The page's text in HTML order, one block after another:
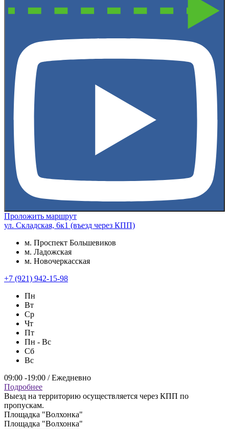
Проложить маршрут
ул. Складская, 6к1 (въезд через КПП)
м. Проспект Большевиков
м. Ладожская
м. Новочеркасская
+7 (921) 942-15-98
Пн
Вт
Ср
Чт
Пт
Пн - Вс
Сб
Вс
09:00 -19:00 / Ежедневно
Подробнее
Выезд на территорию осуществляется через КПП по
пропускам.
Площадка "Волхонка"
Площадка "Волхонка"